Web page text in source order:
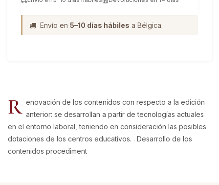
Envío en 5–10 días hábiles a Bélgica.
R enovación de los contenidos con respecto a la edición
anterior: se desarrollan a partir de tecnologías actuales
en el entorno laboral, teniendo en consideración las posibles
dotaciones de los centros educativos. . Desarrollo de los
contenidos procediment